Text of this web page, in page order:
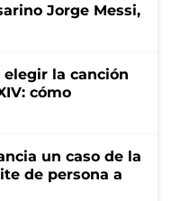
Jorge Messi,
elegir la canción
cómo
un caso de la
de persona a